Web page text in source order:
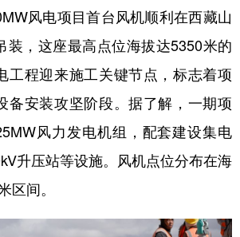
风电项目首台风机顺利在西藏山
装，这座最高点位海拔达5350米的
工程迎来施工关键节点，标志着项
备安装攻坚阶段。据了解，一期项
风力发电机组，配套建设集电
升压站等设施。风机点位分布在海
区间。